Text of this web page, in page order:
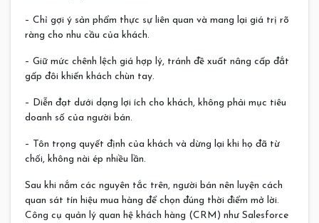
– Chỉ gợi ý sản phẩm thực sự liên quan và mang lại giá trị rõ
ràng cho nhu cầu của khách.
– Giữ mức chênh lệch giá hợp lý, tránh đề xuất nâng cấp đắt
gấp đôi khiến khách chùn tay.
– Diễn đạt dưới dạng lợi ích cho khách, không phải mục tiêu
doanh số của người bán.
– Tôn trọng quyết định của khách và dừng lại khi họ đã từ
chối, không nài ép nhiều lần.
Sau khi nắm các nguyên tắc trên, người bán nên luyện cách
quan sát tín hiệu mua hàng để chọn đúng thời điểm mở lời.
Công cụ quản lý quan hệ khách hàng (CRM) như Salesforce